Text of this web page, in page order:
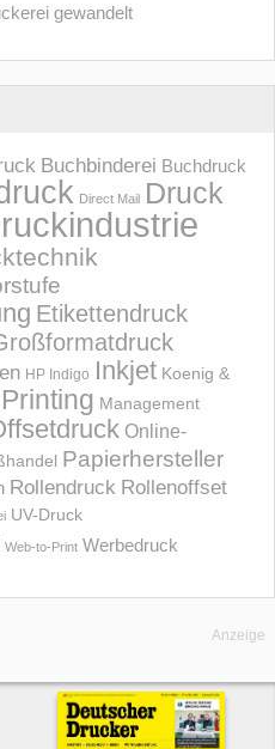
gewandelt
Buchbinderei Buchdruck
Direct Mail Druck
Etikettendruck
HP Indigo Inkjet Koenig &
Management
Online-
Papierhersteller
Rollendruck Rollenoffset
UV-Druck
Web-to-Print Werbedruck
Anzeige